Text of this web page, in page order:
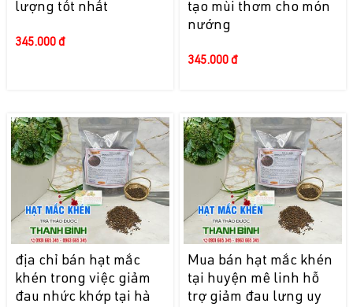
lượng tốt nhất
345.000 đ
tạo mùi thơm cho món
nướng
345.000 đ
địa chỉ bán hạt mắc
khén trong việc giảm
đau nhức khớp tại hà
Mua bán hạt mắc khén
tại huyện mê linh hỗ
trợ giảm đau lưng uy